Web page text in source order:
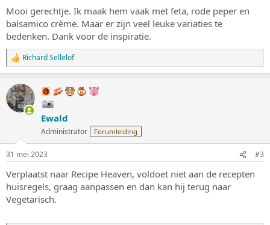
e
n
:
Mooi gerechtje. Ik maak hem vaak met feta, rode peper en
balsamico crème. Maar er zijn veel leuke variaties te
bedenken. Dank voor de inspiratie.
W
a
r
d
e
e
:
Richard Sellelof
Ewald
Administrator Forumleiding
31 mei 2023 #3
Verplaatst naar Recipe Heaven, voldoet niet aan de recepten
huisregels, graag aanpassen en dan kan hij terug naar
Vegetarisch.